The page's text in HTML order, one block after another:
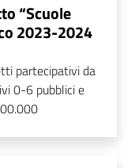
“Scuole
2023-2024
partecipativi da
0-6 pubblici e